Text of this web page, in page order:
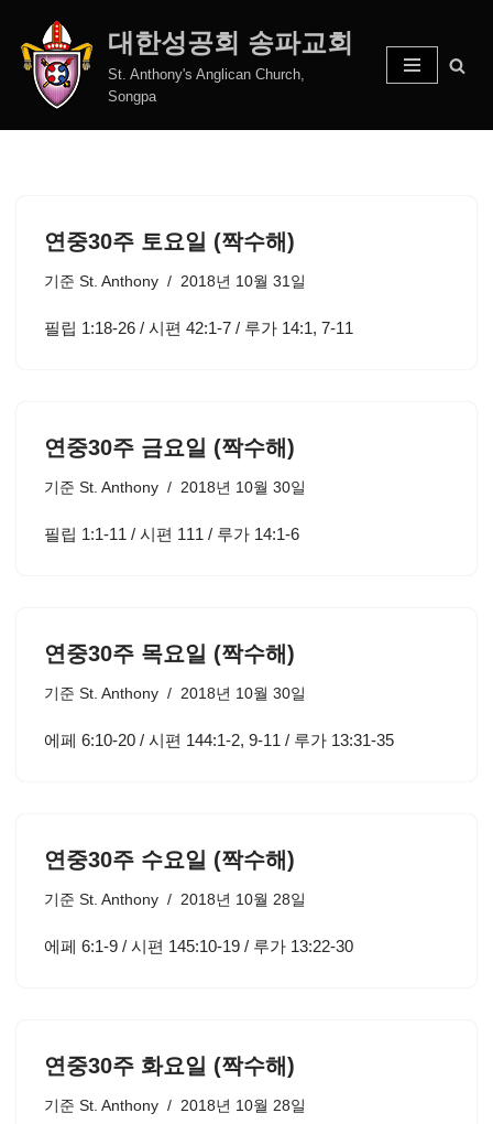
콘
대한성공회 송파교회
St. Anthony's Anglican Church,
Songpa
연중30주 토요일 (짝수해)
기준 St. Anthony 2018년 10월 31일
필립 1:18-26 / 시편 42:1-7 / 루가 14:1, 7-11
연중30주 금요일 (짝수해)
기준 St. Anthony 2018년 10월 30일
필립 1:1-11 / 시편 111 / 루가 14:1-6
연중30주 목요일 (짝수해)
기준 St. Anthony 2018년 10월 30일
에페 6:10-20 / 시편 144:1-2, 9-11 / 루가 13:31-35
연중30주 수요일 (짝수해)
기준 St. Anthony 2018년 10월 28일
에페 6:1-9 / 시편 145:10-19 / 루가 13:22-30
연중30주 화요일 (짝수해)
기준 St. Anthony 2018년 10월 28일